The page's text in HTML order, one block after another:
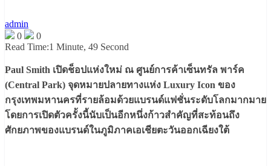
admin
0
0
Read Time:1 Minute, 49 Second
Paul Smith เปิดช็อปแห่งใหม่ ณ ศูนย์การค้าเซ็นทรัล พาร์ค
(Central Park) จุดหมายปลายทางแห่ง Luxury Icon ของ
กรุงเทพมหานครที่รายล้อมด้วยแบรนด์แฟชั่นระดับโลกมากมาย
โดยการเปิดตัวครั้งนี้นับเป็นอีกหนึ่งก้าวสำคัญที่สะท้อนถึง
ศักยภาพของแบรนด์ในภูมิภาคเอเชียตะวันออกเฉียงใต้